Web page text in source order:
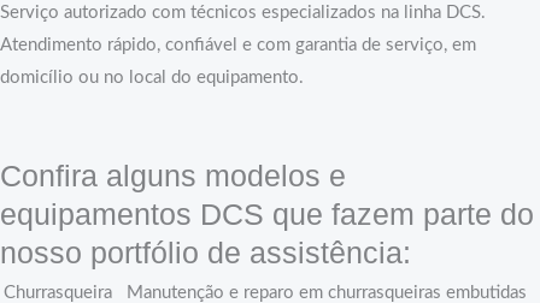
Serviço autorizado com técnicos especializados na linha DCS.
Atendimento rápido, confiável e com garantia de serviço, em
domicílio ou no local do equipamento.
Confira alguns modelos e
equipamentos DCS que fazem parte do
nosso portfólio de assistência:
Churrasqueira
Manutenção e reparo em churrasqueiras embutidas